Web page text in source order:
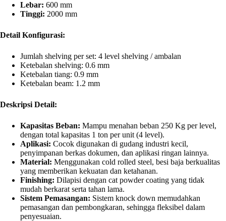
Lebar: 600 mm
Tinggi: 2000 mm
Detail Konfigurasi:
Jumlah shelving per set: 4 level shelving / ambalan
Ketebalan shelving: 0.6 mm
Ketebalan tiang: 0.9 mm
Ketebalan beam: 1.2 mm
Deskripsi Detail:
Kapasitas Beban: Mampu menahan beban 250 Kg per level,
dengan total kapasitas 1 ton per unit (4 level).
Aplikasi: Cocok digunakan di gudang industri kecil,
penyimpanan berkas dokumen, dan aplikasi ringan lainnya.
Material: Menggunakan cold rolled steel, besi baja berkualitas
yang memberikan kekuatan dan ketahanan.
Finishing: Dilapisi dengan cat powder coating yang tidak
mudah berkarat serta tahan lama.
Sistem Pemasangan: Sistem knock down memudahkan
pemasangan dan pembongkaran, sehingga fleksibel dalam
penyesuaian.